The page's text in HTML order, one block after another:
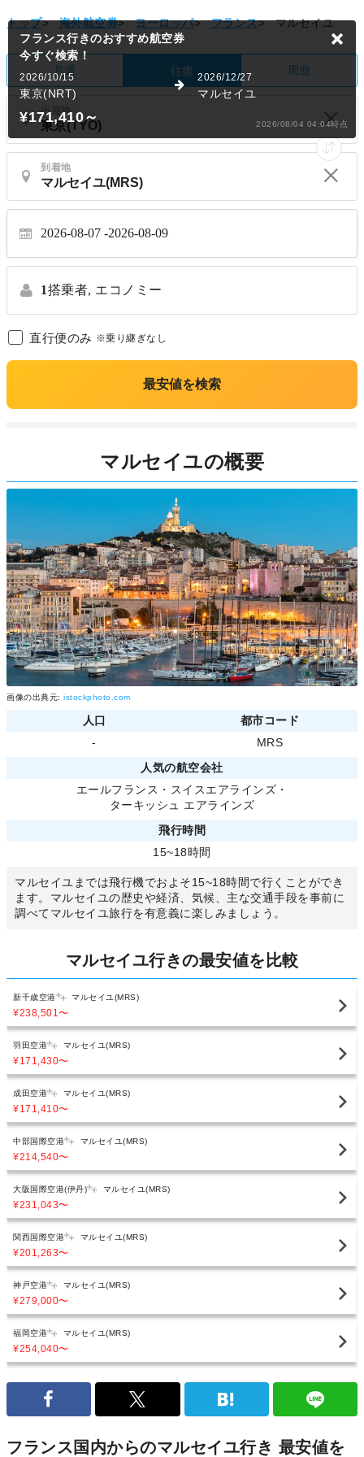
トップ> 海外航空券> ヨーロッパ> フランス> マルセイユ
片道 往復 周遊
出発地
到着地
2026-08-07 2026-08-09
1搭乗者, エコノミー
直行便のみ ※乗り継ぎなし
最安値を検索
フランス行きのおすすめ航空券
今すぐ検索！
2026/10/15
東京(NRT)
2026/12/27
マルセイユ
¥171,410～ 2026/08/04 04:04時点
マルセイユの概要
画像の出典元: istockphoto.com
人口
都市コード
-
MRS
人気の航空会社
エールフランス ・ スイスエアラインズ ・
ターキッシュ エアラインズ
飛行時間
15~18時間
マルセイユまでは飛行機でおよそ15~18時間で行くことができ
ます。マルセイユの歴史や経済、気候、主な交通手段を事前に
調べてマルセイユ旅行を有意義に楽しみましょう。
マルセイユ行きの最安値を比較
新千歳空港 マルセイユ(MRS)
¥238,501〜
羽田空港 マルセイユ(MRS)
¥171,430〜
成田空港 マルセイユ(MRS)
¥171,410〜
中部国際空港 マルセイユ(MRS)
¥214,540〜
大阪国際空港(伊丹) マルセイユ(MRS)
¥231,043〜
関西国際空港 マルセイユ(MRS)
¥201,263〜
神戸空港 マルセイユ(MRS)
¥279,000〜
福岡空港 マルセイユ(MRS)
¥254,040〜
フランス国内からのマルセイユ行き 最安値を